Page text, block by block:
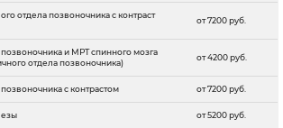
отдела позвоночника с контраст
от 7200 руб.
и МРТ спинного мозга
отдела позвоночника)
от 4200 руб.
с контрастом от 7200 руб.
от 5200 руб.